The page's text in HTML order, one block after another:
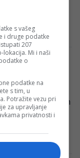
predstavio
službeno
Petrovića novim
momčadi, a
s vašeg
i druge podatke
207
Mi i naši
o
podatke na
s tim, u
Potražite vezu pri
za upravljanje
privatnosti i